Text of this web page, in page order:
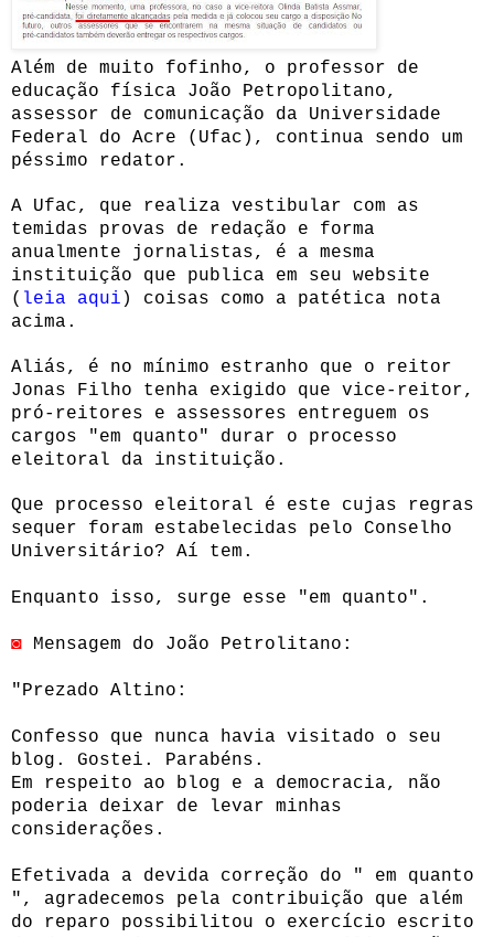
Além de muito fofinho, o professor de
educação física João Petropolitano,
assessor de comunicação da Universidade
Federal do Acre (Ufac), continua sendo um
péssimo redator.
A Ufac, que realiza vestibular com as
temidas provas de redação e forma
anualmente jornalistas, é a mesma
instituição que publica em seu website
( leia aqui ) coisas como a patética nota
acima.
Aliás, é no mínimo estranho que o reitor
Jonas Filho tenha exigido que vice-reitor,
pró-reitores e assessores entreguem os
cargos "em quanto" durar o processo
eleitoral da instituição.
Que processo eleitoral é este cujas regras
sequer foram estabelecidas pelo Conselho
Universitário? Aí tem.
Enquanto isso, surge esse "em quanto".
◙ Mensagem do João Petrolitano:
"Prezado Altino:
Confesso que nunca havia visitado o seu
blog. Gostei. Parabéns.
Em respeito ao blog e a democracia, não
poderia deixar de levar minhas
considerações.
Efetivada a devida correção do " em quanto
", agradecemos pela contribuição que além
do reparo possibilitou o exercício escrito